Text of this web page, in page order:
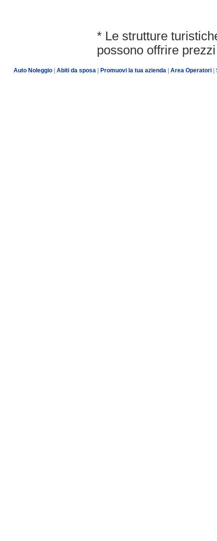
* Le strutture
possono offrire
Auto Noleggio Abiti da sposa Promuovi la tua azienda Area Operatori